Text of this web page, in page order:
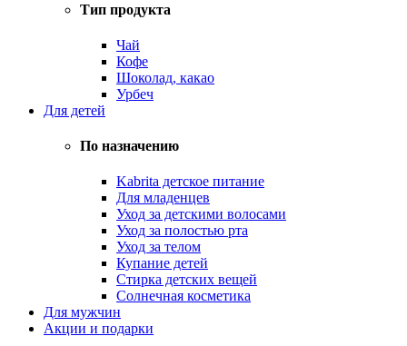
Тип продукта
Чай
Кофе
Шоколад, какао
Урбеч
Для детей
По назначению
Kabrita детское питание
Для младенцев
Уход за детскими волосами
Уход за полостью рта
Уход за телом
Купание детей
Стирка детских вещей
Солнечная косметика
Для мужчин
Акции и подарки